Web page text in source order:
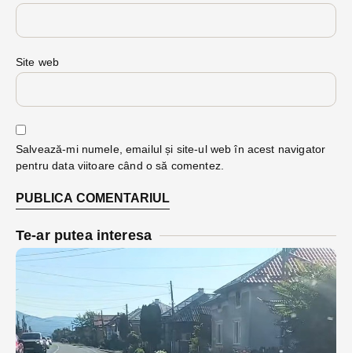
Site web
Salvează-mi numele, emailul și site-ul web în acest navigator
pentru data viitoare când o să comentez.
Te-ar putea interesa